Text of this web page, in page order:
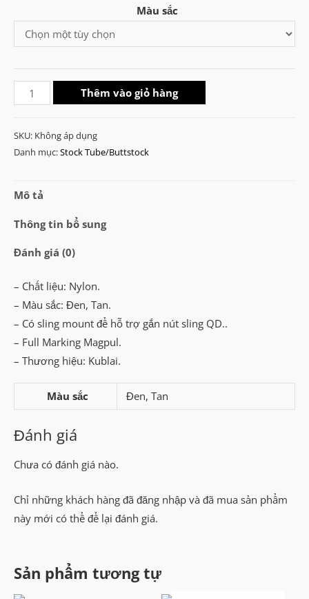
Màu sắc
Magpul
CTR
Stock
Thêm vào giỏ hàng
SKU: Không áp dụng
Danh mục:Stock Tube/Buttstock
Mô tả
Thông tin bổ sung
Đánh giá (0)
– Chất liệu: Nylon.
– Màu sắc: Đen, Tan.
– Có sling mount để hỗ trợ gắn nút sling QD..
– Full Marking Magpul.
– Thương hiệu: Kublai.
Màu sắc Đen, Tan
Đánh giá
Chưa có đánh giá nào.
Chỉ những khách hàng đã đăng nhập và đã mua sản phẩm
này mới có thể để lại đánh giá.
Sản phẩm tương tự